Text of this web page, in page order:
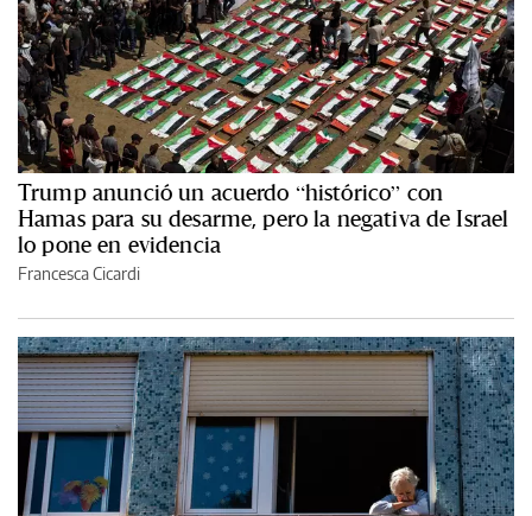
Trump anunció un acuerdo “histórico” con
Hamas para su desarme, pero la negativa de Israel
lo pone en evidencia
Francesca Cicardi